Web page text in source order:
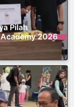
Pilah
2026